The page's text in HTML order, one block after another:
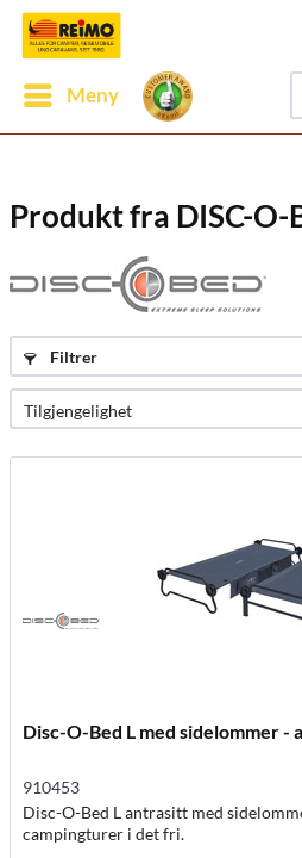
Meny
Produkt fra DISC-O-
Filtrer
Disc-O-Bed L med sidelommer -
910453
Disc-O-Bed L antrasitt med
campingturer i det fri.